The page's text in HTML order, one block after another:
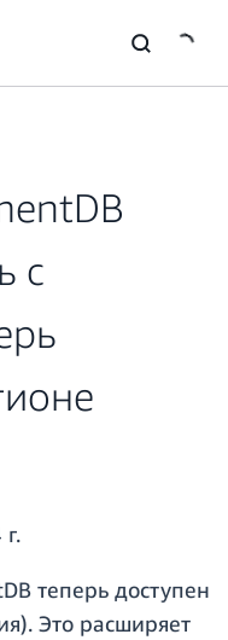
с
теперь доступен
Это расширяет